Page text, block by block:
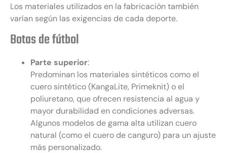
Los materiales utilizados en la fabricación también
varían según las exigencias de cada deporte.
Botas de fútbol
Parte superior:
Predominan los materiales sintéticos como el
cuero sintético (KangaLite, Primeknit) o el
poliuretano, que ofrecen resistencia al agua y
mayor durabilidad en condiciones adversas.
Algunos modelos de gama alta utilizan cuero
natural (como el cuero de canguro) para un ajuste
más personalizado.